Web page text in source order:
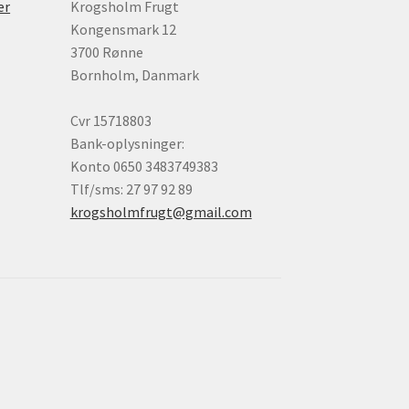
Krogsholm Frugt
Kongensmark 12
3700 Rønne
Bornholm, Danmark
Cvr 15718803
Bank-oplysninger:
Konto 0650 3483749383
Tlf/sms: 27 97 92 89
krogsholmfrugt@gmail.com